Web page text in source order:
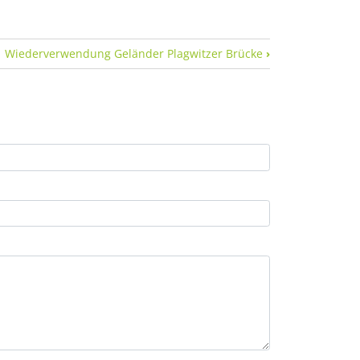
Wiederverwendung Geländer Plagwitzer Brücke ›